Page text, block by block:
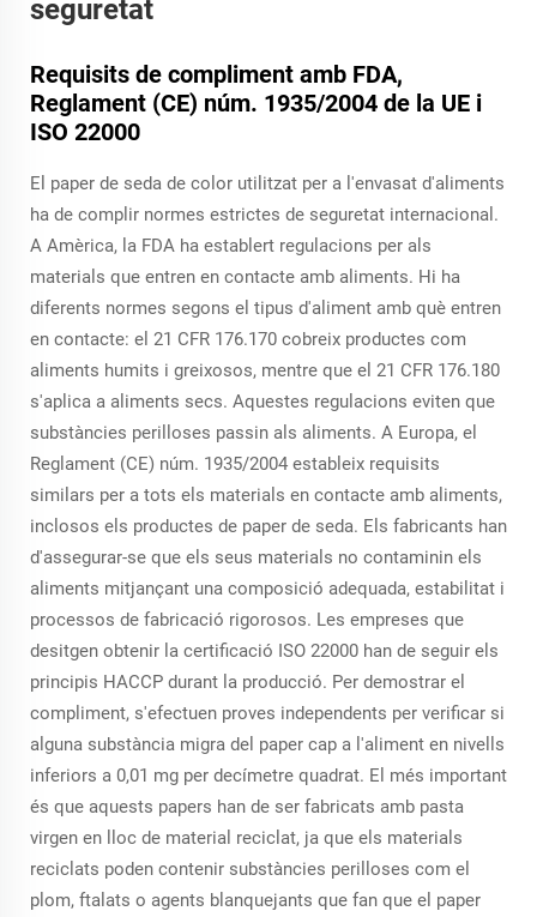
seguretat
Requisits de compliment amb FDA,
Reglament (CE) núm. 1935/2004 de la UE i
ISO 22000
El paper de seda de color utilitzat per a l'envasat d'aliments
ha de complir normes estrictes de seguretat internacional.
A Amèrica, la FDA ha establert regulacions per als
materials que entren en contacte amb aliments. Hi ha
diferents normes segons el tipus d'aliment amb què entren
en contacte: el 21 CFR 176.170 cobreix productes com
aliments humits i greixosos, mentre que el 21 CFR 176.180
s'aplica a aliments secs. Aquestes regulacions eviten que
substàncies perilloses passin als aliments. A Europa, el
Reglament (CE) núm. 1935/2004 estableix requisits
similars per a tots els materials en contacte amb aliments,
inclosos els productes de paper de seda. Els fabricants han
d'assegurar-se que els seus materials no contaminin els
aliments mitjançant una composició adequada, estabilitat i
processos de fabricació rigorosos. Les empreses que
desitgen obtenir la certificació ISO 22000 han de seguir els
principis HACCP durant la producció. Per demostrar el
compliment, s'efectuen proves independents per verificar si
alguna substància migra del paper cap a l'aliment en nivells
inferiors a 0,01 mg per decímetre quadrat. El més important
és que aquests papers han de ser fabricats amb pasta
virgen en lloc de material reciclat, ja que els materials
reciclats poden contenir substàncies perilloses com el
plom, ftalats o agents blanquejants que fan que el paper